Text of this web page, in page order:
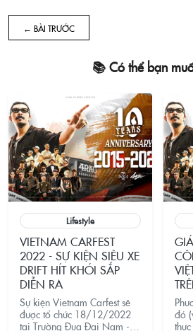
← BÀI TRƯỚC
📚 Có thể bạn
Lifestyle
VIETNAM CARFEST
2022 - SỰ KIỆN SIÊU XE
DRIFT HÍT KHÓI SẮP
DIỄN RA
Sự kiện Vietnam Carfest sẽ
được tổ chức 18/12/2022
tại Trường Đua Đại Nam -
đó